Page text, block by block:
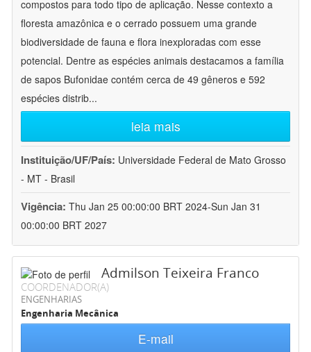
compostos para todo tipo de aplicação. Nesse contexto a
floresta amazônica e o cerrado possuem uma grande
biodiversidade de fauna e flora inexploradas com esse
potencial. Dentre as espécies animais destacamos a família
de sapos Bufonidae contém cerca de 49 gêneros e 592
espécies distrib...
leia mais
Instituição/UF/País: Universidade Federal de Mato Grosso
- MT - Brasil
Vigência: Thu Jan 25 00:00:00 BRT 2024-Sun Jan 31
00:00:00 BRT 2027
Admilson Teixeira Franco
COORDENADOR(A)
ENGENHARIAS
Engenharia Mecânica
E-mail